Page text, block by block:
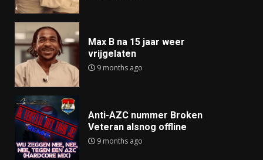
Max B na 15 jaar weer
vrijgelaten
9 months ago
Anti-AZC nummer Broken
Veteran alsnog offline
9 months ago